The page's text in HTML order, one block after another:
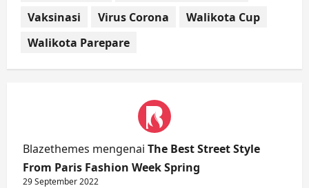
Vaksinasi
Virus Corona
Walikota Cup
Walikota Parepare
Blazethemes mengenai The Best Street Style
From Paris Fashion Week Spring
29 September 2022